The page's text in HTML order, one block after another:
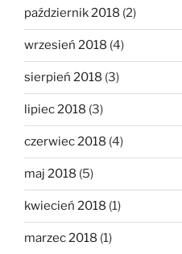
październik 2018 (2)
wrzesień 2018 (4)
sierpień 2018 (3)
lipiec 2018 (3)
czerwiec 2018 (4)
maj 2018 (5)
kwiecień 2018 (1)
marzec 2018 (1)